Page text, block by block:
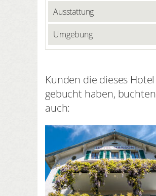
Ausstattung
Umgebung
Kunden die dieses Hotel
gebucht haben, buchten
auch: